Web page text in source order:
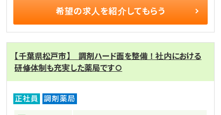
希望の求人を紹介してもらう
【千葉県松戸市】 調剤ハード面を整備！社内における
研修体制も充実した薬局です○
正社員 調剤薬局